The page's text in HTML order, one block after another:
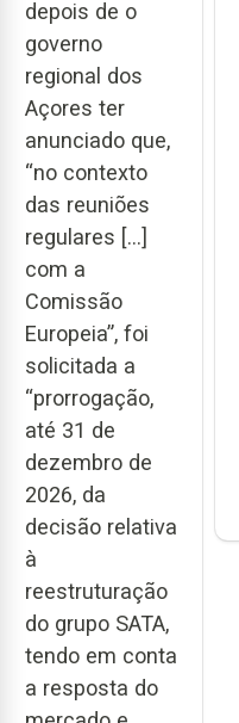
depois de o
governo
regional dos
Açores ter
anunciado que,
“no contexto
das reuniões
regulares […]
com a
Comissão
Europeia”, foi
solicitada a
“prorrogação,
até 31 de
dezembro de
2026, da
decisão relativa
à
reestruturação
do grupo SATA,
tendo em conta
a resposta do